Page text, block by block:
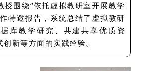
授围绕“依托虚拟教研室开展教学
特邀报告，系统总结了虚拟教研
库教学研究、共建共享优质资
新等方面的实践经验。